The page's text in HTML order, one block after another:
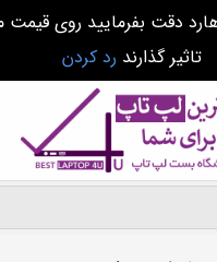
دقت بفرمایید روی
تاثیر گذارند رد کردن